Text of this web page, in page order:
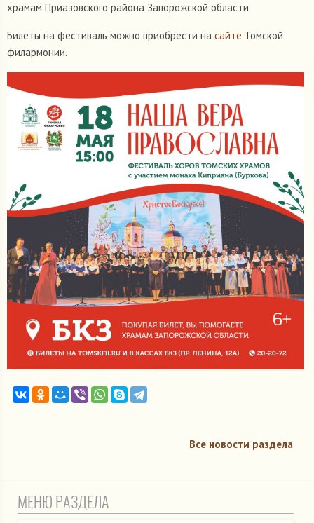
храмам Приазовского района Запорожской области.
Билеты на фестиваль можно приобрести на сайте Томской
филармонии.
Все новости раздела
МЕНЮ РАЗДЕЛА